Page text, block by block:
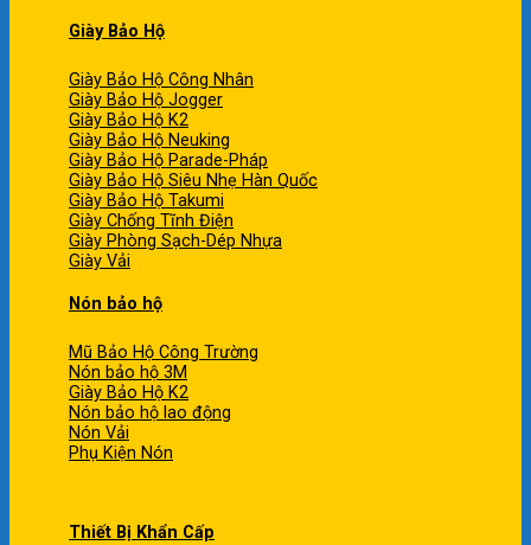
Giày Bảo Hộ
Giày Bảo Hộ Công Nhân
Giày Bảo Hộ Jogger
Giày Bảo Hộ K2
Giày Bảo Hộ Neuking
Giày Bảo Hộ Parade-Pháp
Giày Bảo Hộ Siêu Nhẹ Hàn Quốc
Giày Bảo Hộ Takumi
Giày Chống Tĩnh Điện
Giày Phòng Sạch-Dép Nhựa
Giày Vải
Nón bảo hộ
Mũ Bảo Hộ Công Trường
Nón bảo hộ 3M
Giày Bảo Hộ K2
Nón bảo hộ lao động
Nón Vải
Phụ Kiện Nón
Thiết Bị Khẩn Cấp